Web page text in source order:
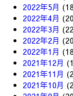
2022年5月
2022年4月
2022年3月
2022年2月
2022年1月
2021年12月
2021年11月
2021年10月